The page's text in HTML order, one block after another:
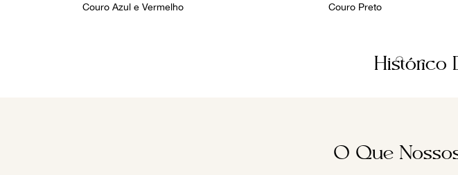
Couro Azul e Vermelho
Couro Preto
Histórico
O Que